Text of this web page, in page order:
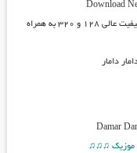
Download
با دو کیفیت عالی ۱۲۸ و ۳۲۰ به همراه
دامار
موزیک ♫♫♫